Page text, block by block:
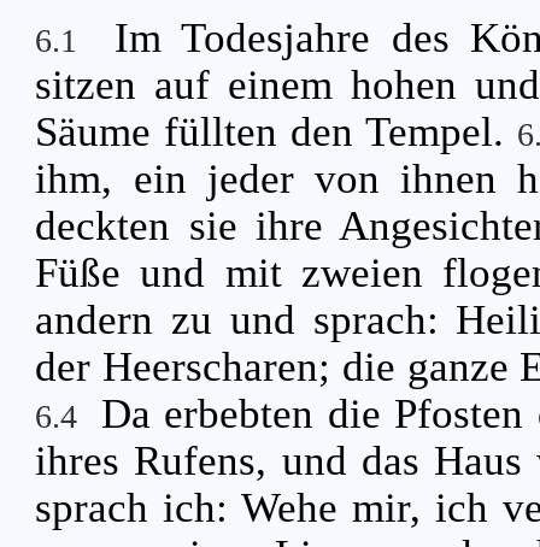
6.1
Im Todesjahre des
sitzen auf einem hohen
Säume füllten den Tempel.
ihm, ein jeder von ihnen
deckten sie ihre
Füße und mit zweien
andern zu und sprach:
der Heerscharen; die
6.4
Da erbebten die
ihres Rufens, und das
sprach ich: Wehe mir, ich